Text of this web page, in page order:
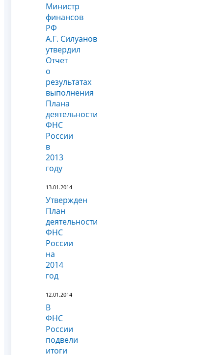
Министр
финансов
РФ
А.Г. Силуанов
утвердил
Отчет
о
результатах
выполнения
Плана
деятельности
ФНС
России
в
2013
году
13.01.2014
Утвержден
План
деятельности
ФНС
России
на
2014
год
12.01.2014
В
ФНС
России
подвели
итоги